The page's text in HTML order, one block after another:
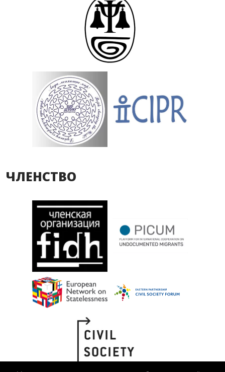
ЧЛЕНСТВО